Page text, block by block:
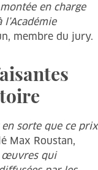
en charge
membre du jury.
sorte que ce prix
Max Roustan,
œuvres qui